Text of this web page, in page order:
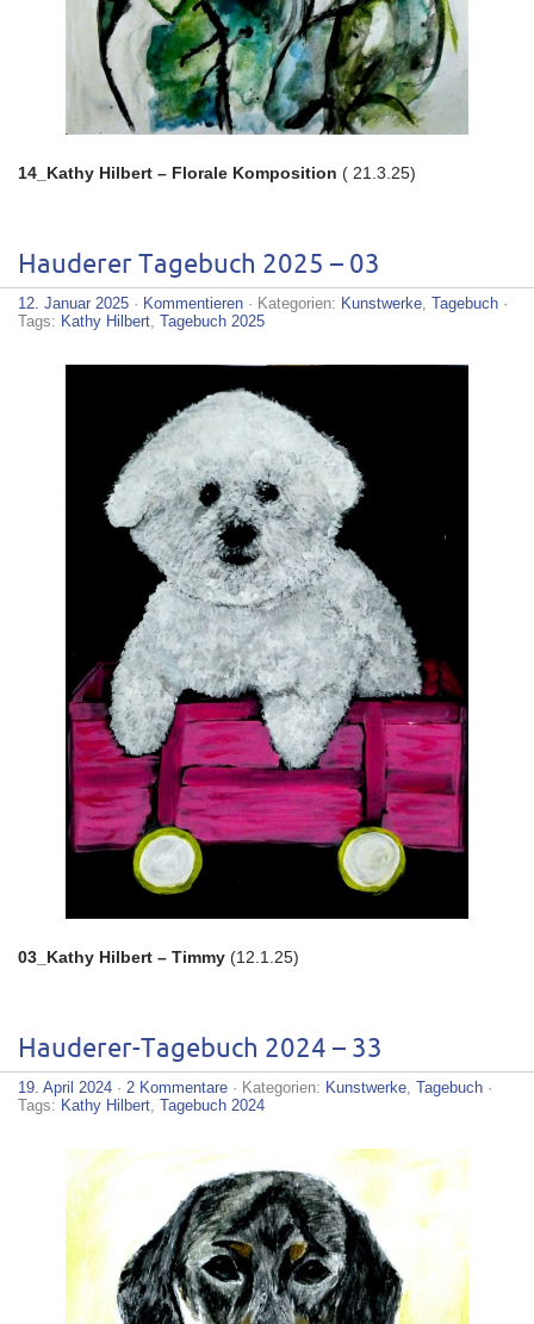
14_Kathy Hilbert – Florale Komposition ( 21.3.25)
Hauderer Tagebuch 2025 – 03
12. Januar 2025 · Kommentieren · Kategorien: Kunstwerke Tagebuch ·
Tags: Kathy Hilbert Tagebuch 2025
03_Kathy Hilbert – Timmy (12.1.25)
Hauderer-Tagebuch 2024 – 33
19. April 2024 · 2 Kommentare · Kategorien: Kunstwerke Tagebuch ·
Tags: Kathy Hilbert Tagebuch 2024